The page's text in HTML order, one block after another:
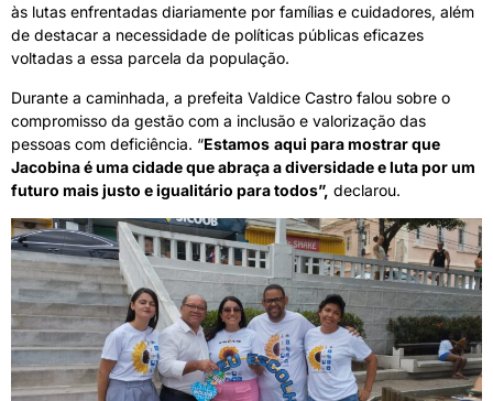
às lutas enfrentadas diariamente por famílias e cuidadores, além
de destacar a necessidade de políticas públicas eficazes
voltadas a essa parcela da população.
Durante a caminhada, a prefeita Valdice Castro falou sobre o
compromisso da gestão com a inclusão e valorização das
pessoas com deficiência. “Estamos aqui para mostrar que
Jacobina é uma cidade que abraça a diversidade e luta por um
futuro mais justo e igualitário para todos”, declarou.